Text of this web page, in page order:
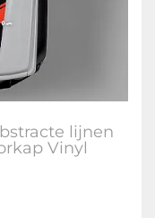
lijnen
Vinyl